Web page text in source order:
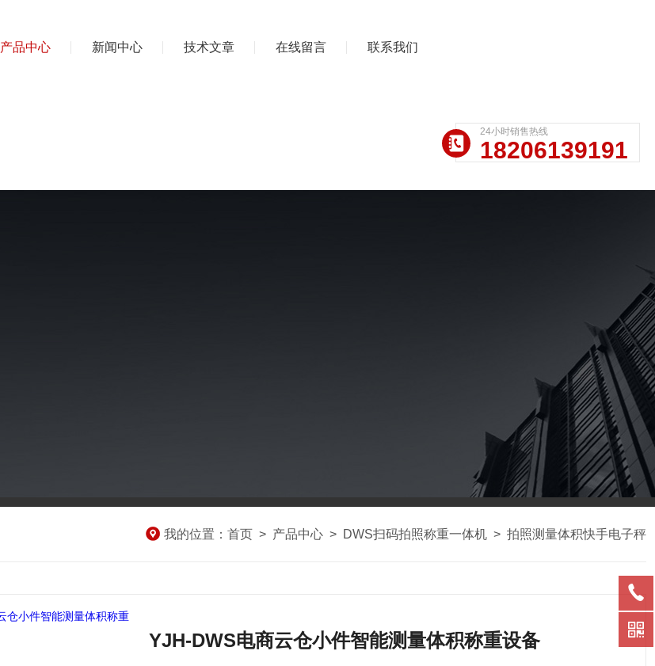
产品中心 新闻中心 技术文章 在线留言 联系我们
24小时销售热线
18206139191
我的位置： 首页 > 产品中心 > DWS扫码拍照称重一体机 > 拍照测量体积快手电子秤
YJH-DWS电商云仓小件智能测量体积称重设备